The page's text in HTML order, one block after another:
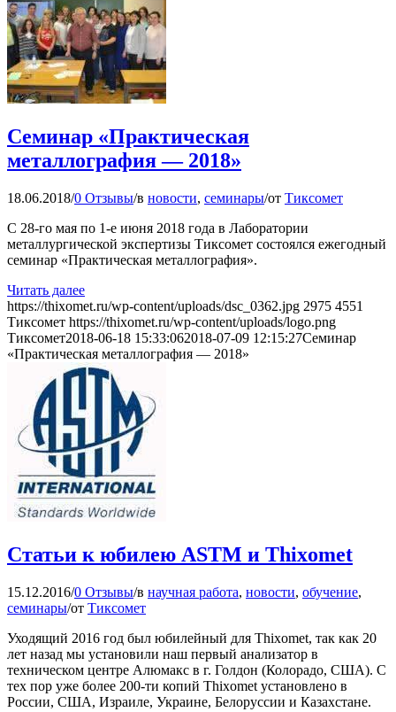
Семинар «Практическая
металлография — 2018»
18.06.2018/0 Отзывы/в новости, семинары/от Тиксомет
С 28-го мая по 1-е июня 2018 года в Лаборатории
металлургической экспертизы Тиксомет состоялся ежегодный
семинар «Практическая металлография».
Читать далее
https://thixomet.ru/wp-content/uploads/dsc_0362.jpg 2975 4551
Тиксомет https://thixomet.ru/wp-content/uploads/logo.png
Тиксомет2018-06-18 15:33:062018-07-09 12:15:27Семинар
«Практическая металлография — 2018»
Статьи к юбилею ASTM и Thixomet
15.12.2016/0 Отзывы/в научная работа, новости, обучение,
семинары/от Тиксомет
Уходящий 2016 год был юбилейный для Thixomet, так как 20
лет назад мы установили наш первый анализатор в
техническом центре Алюмакс в г. Голдон (Колорадо, США). С
тех пор уже более 200-ти копий Thixomet установлено в
России, США, Израиле, Украине, Белоруссии и Казахстане.